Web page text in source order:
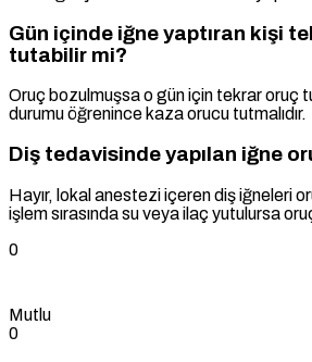
Gün içinde iğne yaptıran kişi
tutabilir mi?
Oruç bozulmuşsa o gün için tekrar oruç
durumu öğrenince kaza orucu tutmalıdır.
Diş tedavisinde yapılan iğne
Hayır, lokal anestezi içeren diş iğneleri
işlem sırasında su veya ilaç yutulursa
0
Mutlu
0